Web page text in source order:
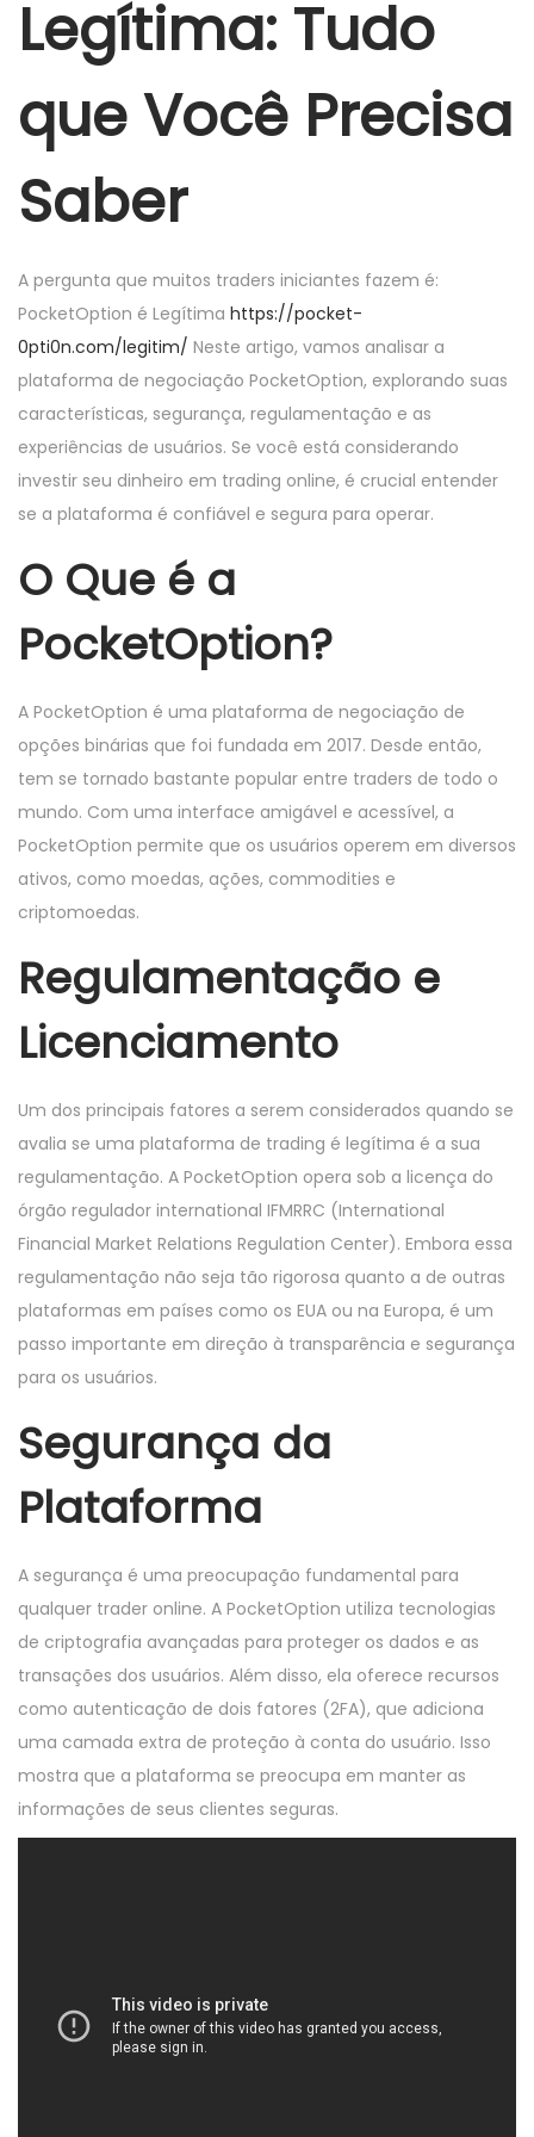
2
Legítima: Tudo
que Você Precisa
Saber
A pergunta que muitos traders iniciantes fazem é:
PocketOption é Legítima https://pocket-
0pti0n.com/legitim/ Neste artigo, vamos analisar a
plataforma de negociação PocketOption, explorando suas
características, segurança, regulamentação e as
experiências de usuários. Se você está considerando
investir seu dinheiro em trading online, é crucial entender
se a plataforma é confiável e segura para operar.
O Que é a
PocketOption?
A PocketOption é uma plataforma de negociação de
opções binárias que foi fundada em 2017. Desde então,
tem se tornado bastante popular entre traders de todo o
mundo. Com uma interface amigável e acessível, a
PocketOption permite que os usuários operem em diversos
ativos, como moedas, ações, commodities e
criptomoedas.
Regulamentação e
Licenciamento
Um dos principais fatores a serem considerados quando se
avalia se uma plataforma de trading é legítima é a sua
regulamentação. A PocketOption opera sob a licença do
órgão regulador international IFMRRC (International
Financial Market Relations Regulation Center). Embora essa
regulamentação não seja tão rigorosa quanto a de outras
plataformas em países como os EUA ou na Europa, é um
passo importante em direção à transparência e segurança
para os usuários.
Segurança da
Plataforma
A segurança é uma preocupação fundamental para
qualquer trader online. A PocketOption utiliza tecnologias
de criptografia avançadas para proteger os dados e as
transações dos usuários. Além disso, ela oferece recursos
como autenticação de dois fatores (2FA), que adiciona
uma camada extra de proteção à conta do usuário. Isso
mostra que a plataforma se preocupa em manter as
informações de seus clientes seguras.